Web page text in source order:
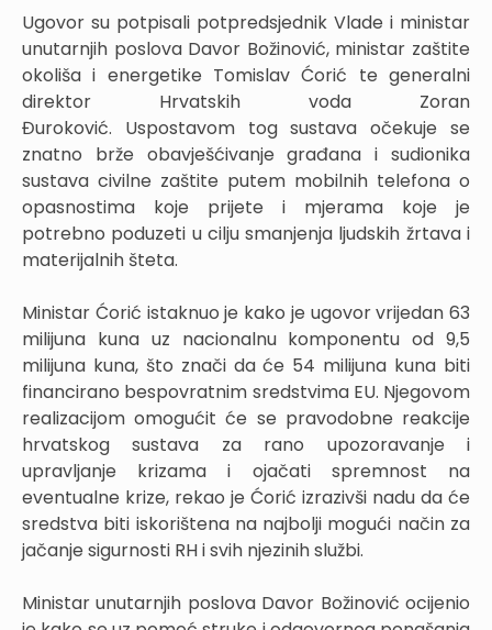
Ugovor su potpisali potpredsjednik Vlade i ministar
unutarnjih poslova Davor Božinović, ministar zaštite
okoliša i energetike Tomislav Ćorić te generalni
direktor Hrvatskih voda Zoran
Đuroković. Uspostavom tog sustava očekuje se
znatno brže obavješćivanje građana i sudionika
sustava civilne zaštite putem mobilnih telefona o
opasnostima koje prijete i mjerama koje je
potrebno poduzeti u cilju smanjenja ljudskih žrtava i
materijalnih šteta.
Ministar Ćorić istaknuo je kako je ugovor vrijedan 63
milijuna kuna uz nacionalnu komponentu od 9,5
milijuna kuna, što znači da će 54 milijuna kuna biti
financirano bespovratnim sredstvima EU. Njegovom
realizacijom omogućit će se pravodobne reakcije
hrvatskog sustava za rano upozoravanje i
upravljanje krizama i ojačati spremnost na
eventualne krize, rekao je Ćorić izrazivši nadu da će
sredstva biti iskorištena na najbolji mogući način za
jačanje sigurnosti RH i svih njezinih službi.
Ministar unutarnjih poslova Davor Božinović ocijenio